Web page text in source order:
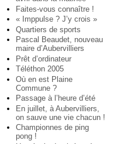
Faites-vous connaître !
« Imppulse ? J’y crois »
Quartiers de sports
Pascal Beaudet, nouveau
maire d’Aubervilliers
Prêt d’ordinateur
Téléthon 2005
Où en est Plaine
Commune ?
Passage à l’heure d’été
En juillet, à Aubervilliers,
on sauve une vie chacun !
Championnes de ping
pong !